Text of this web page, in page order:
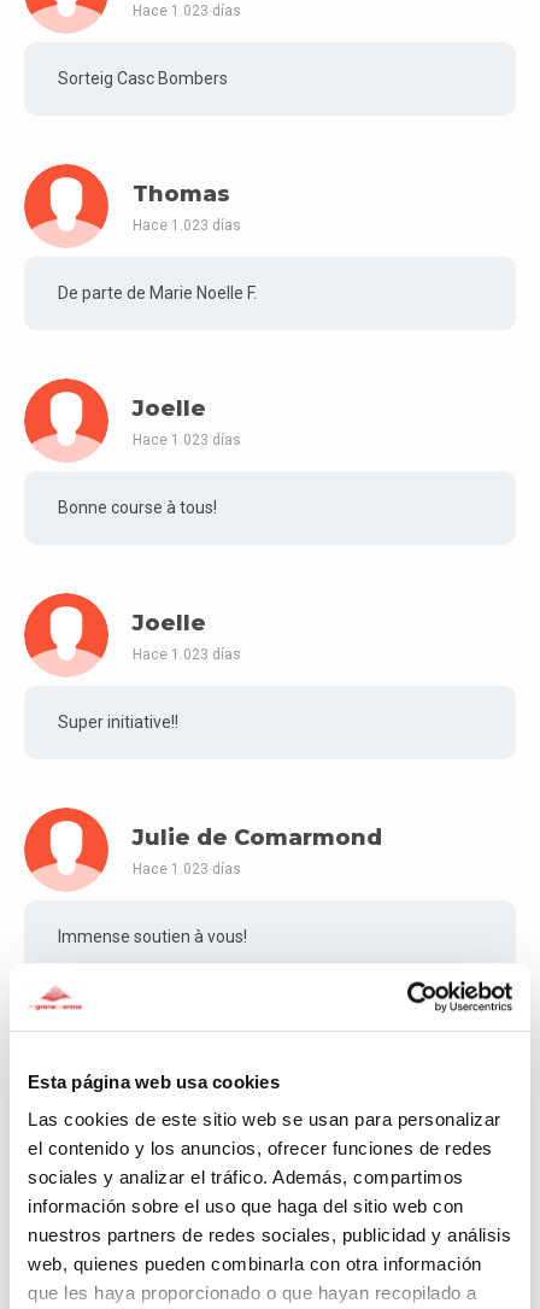
Esta página web usa cookies
Las cookies de este sitio web se usan para personalizar
el contenido y los anuncios, ofrecer funciones de redes
sociales y analizar el tráfico. Además, compartimos
información sobre el uso que haga del sitio web con
nuestros partners de redes sociales, publicidad y análisis
web, quienes pueden combinarla con otra información
que les haya proporcionado o que hayan recopilado a
Hace 1.023 días
Sorteig Casc Bombers
Thomas
Hace 1.023 días
De parte de Marie Noelle F.
Joelle
Hace 1.023 días
Bonne course à tous!
Joelle
Hace 1.023 días
Super initiative!!
Julie de Comarmond
Hace 1.023 días
Immense soutien à vous!
Hace 1.024 días
Soutien
Guisset Véronique
Hace 1.030 días